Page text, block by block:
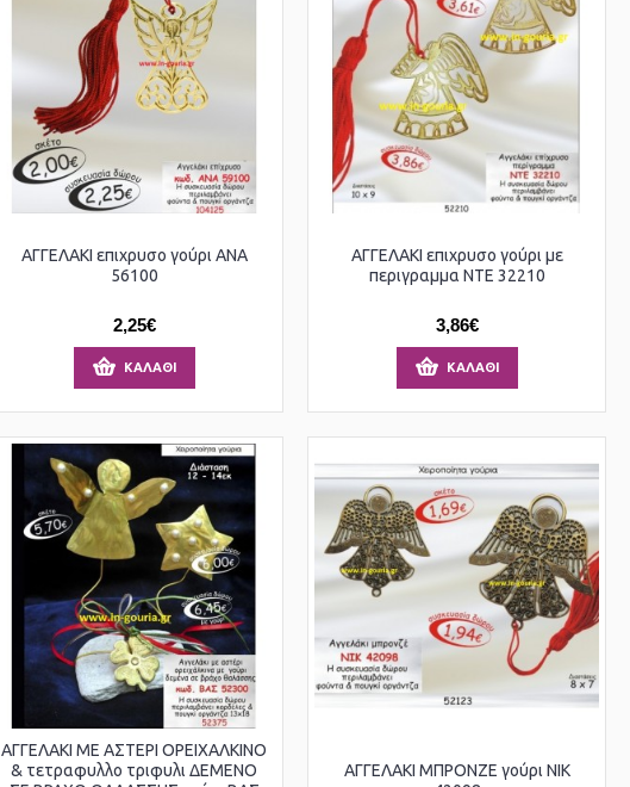
ΑΓΓΕΛΑΚΙ επιχρυσο γούρι ΑΝΑ
56100
2,25€
ΚΑΛΆΘΙ
ΑΓΓΕΛΑΚΙ επιχρυσο γούρι με
περιγραμμα ΝΤΕ 32210
3,86€
ΚΑΛΆΘΙ
ΑΓΓΕΛΑΚΙ ΜΕ ΑΣΤΕΡΙ ΟΡΕΙΧΑΛΚΙΝΟ
& τετραφυλλο τριφυλι ΔΕΜΕΝΟ
ΑΓΓΕΛΑΚΙ ΜΠΡΟΝΖΕ γούρι ΝΙΚ